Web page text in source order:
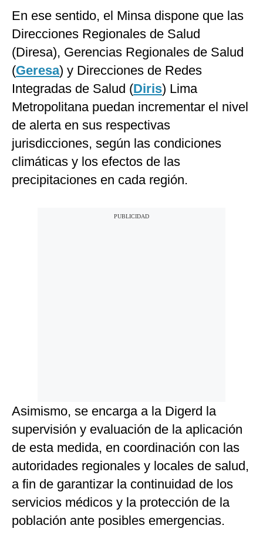
En ese sentido, el Minsa dispone que las
Direcciones Regionales de Salud
(Diresa), Gerencias Regionales de Salud
(Geresa) y Direcciones de Redes
Integradas de Salud (Diris) Lima
Metropolitana puedan incrementar el nivel
de alerta en sus respectivas
jurisdicciones, según las condiciones
climáticas y los efectos de las
precipitaciones en cada región.
Asimismo, se encarga a la Digerd la
supervisión y evaluación de la aplicación
de esta medida, en coordinación con las
autoridades regionales y locales de salud,
a fin de garantizar la continuidad de los
servicios médicos y la protección de la
población ante posibles emergencias.